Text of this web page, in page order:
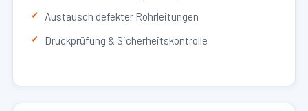
Austausch defekter Rohrleitungen
Druckprüfung & Sicherheitskontrolle